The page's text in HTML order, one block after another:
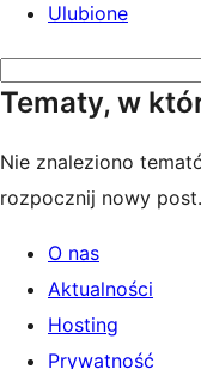
Ulubione
tematy:
Tematy, w
Nie znaleziono
rozpocznij nowy post.
O nas
Aktualności
Hosting
Prywatność